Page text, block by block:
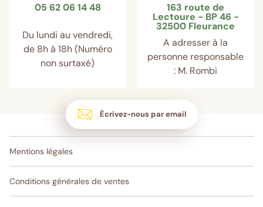
05 62 06 14 48
Du lundi au vendredi,
de 8h à 18h (Numéro
non surtaxé)
163 route de
Lectoure - BP 46 -
32500 Fleurance
A adresser à la
personne responsable
: M. Rombi
Écrivez-nous par email
Mentions légales
Conditions générales de ventes